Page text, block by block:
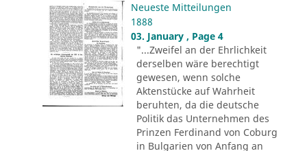
Neueste Mitteilungen
1888
03. January , Page 4
"...Zweifel an der Ehrlichkeit
derselben wäre berechtigt
gewesen, wenn solche
Aktenstücke auf Wahrheit
beruhten, da die deutsche
Politik das Unternehmen des
Prinzen Ferdinand von Coburg
in Bulgarien von Anfang an